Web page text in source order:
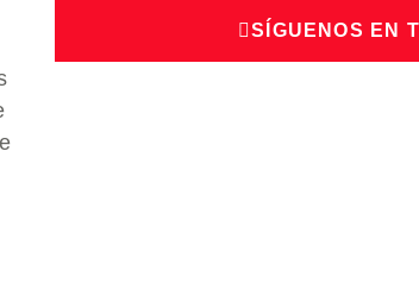
SÍGUENOS EN